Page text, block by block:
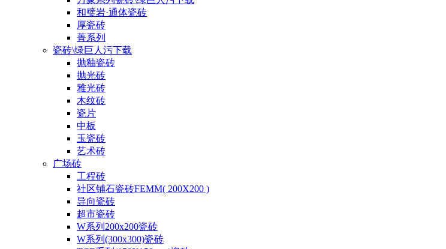
和璧岩·通体瓷砖
厚瓷砖
菁系列
瓷砖\绿巨人污下载
抛釉瓷砖
抛光砖
雅光砖
木纹砖
瓷片
中板
玉瓷砖
艺术砖
广场砖
工程砖
社区铺石瓷砖FEMM( 200X200 )
导向瓷砖
超市瓷砖
W系列200x200瓷砖
W系列(300x300)瓷砖